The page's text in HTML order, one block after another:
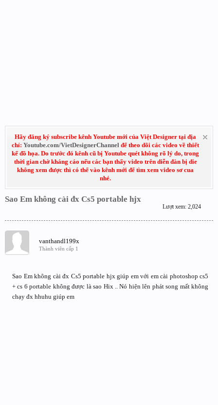
Hãy đăng ký subscribe kênh Youtube mới của Việt Designer tại địa
chỉ: Youtube.com/VietDesignerChannel để theo dõi các video về thiết
kế đồ họa. Do trước đó kênh cũ bị Youtube quét không rõ lý do, trong
thời gian chờ kháng cáo nếu các bạn thấy video trên diễn đàn bị die
không xem được thì có thể vào kênh mới để tìm xem video sơ cua
nhé.
Sao Em không cài đx Cs5 portable hjx
Lượt xem: 2,024
vanthandl199x
Thành viên cấp 1
Sao Em không cài đx Cs5 portable hjx giúp em với em cài photoshop cs5
+ cs 6 portable không được là sao Hix .. Nó hiện lên phát song mất không
chạy đx hhuhu giúp em